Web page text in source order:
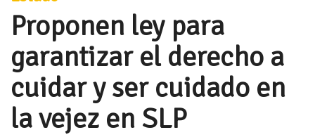
Proponen ley para
garantizar el derecho a
cuidar y ser cuidado en
la vejez en SLP